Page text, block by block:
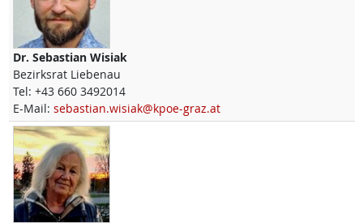
Dr. Sebastian Wisiak
Bezirksrat Liebenau
Tel: +43 660 3492014
E-Mail: sebastian.wisiak@kpoe-graz.at